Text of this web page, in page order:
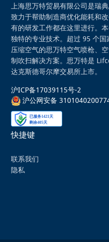
上海思万特贸易有限公司是瑞
致力于帮助制造商优化能耗和
有的研发工作都在这里进行。
独特的专业技术。超过 95 个
压缩空气的思万特空气喷枪、
制吹扫解决方案。思万特是
达克斯德哥尔摩交易所上市。
沪ICP备17039115号-2
沪公网安备
快捷键
联系我们
隐私